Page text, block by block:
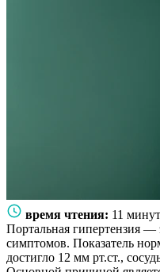
время чтения: 11 минут
Портальная гипертензия —
симптомов. Показатель
достигло 12 мм рт.ст.,